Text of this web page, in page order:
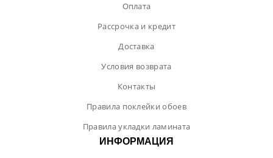
Оплата
Рассрочка и кредит
Доставка
Условия возврата
Контакты
Правила поклейки обоев
Правила укладки ламината
ИНФОРМАЦИЯ